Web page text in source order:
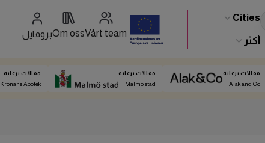
Cities
أكثر
Vårt team
Om ossبروفايل
مقالات برعاية
Alak and Co
مقالات برعاية
Malmö stad
مقالات برعاية
Kronans Apotek